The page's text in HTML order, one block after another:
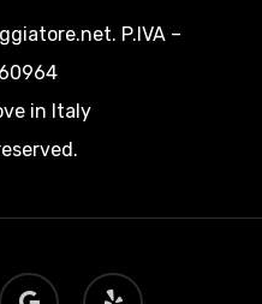
P.IVA –
in Italy
google-
yelp